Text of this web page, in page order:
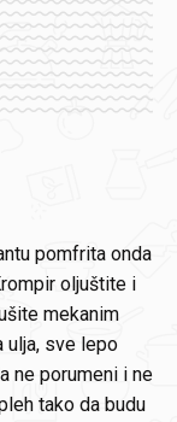
pomfrita onda
oljuštite i
mekanim
ulja, sve lepo
ne porumeni i ne
tako da budu